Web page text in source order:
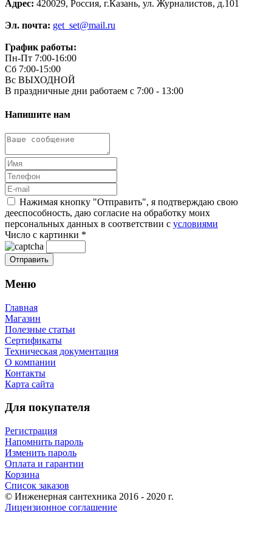
Адрес: 420029, Россия, г.Казань, ул. Журналистов, д.101
Эл. почта: get_set@mail.ru
График работы:
Пн-Пт 7:00-16:00
Сб 7:00-15:00
Вс ВЫХОДНОЙ
В праздничные дни работаем с 7:00 - 13:00
Напишите нам
Нажимая кнопку "Отправить", я подтверждаю свою
дееспособность, даю согласие на обработку моих
персональных данных в соответствии с условиями
Число с картинки *
Меню
Главная
Магазин
Полезные статьи
Сертификаты
Техническая документация
О компании
Контакты
Карта сайта
Для покупателя
Регистрация
Напомнить пароль
Изменить пароль
Оплата и гарантии
Корзина
Список заказов
© Инженерная сантехника 2016 - 2020 г.
Лицензионное соглашение